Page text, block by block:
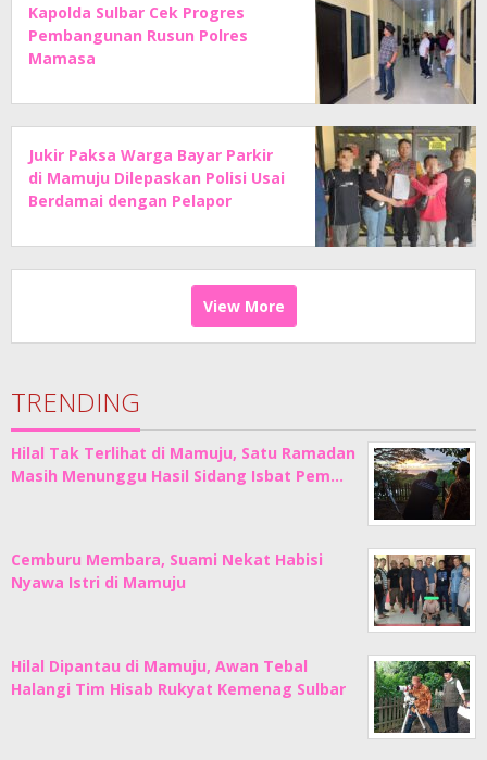
Kapolda Sulbar Cek Progres
Pembangunan Rusun Polres
Mamasa
Jukir Paksa Warga Bayar Parkir
di Mamuju Dilepaskan Polisi Usai
Berdamai dengan Pelapor
View More
TRENDING
Hilal Tak Terlihat di Mamuju, Satu Ramadan
Masih Menunggu Hasil Sidang Isbat Pem…
Cemburu Membara, Suami Nekat Habisi
Nyawa Istri di Mamuju
Hilal Dipantau di Mamuju, Awan Tebal
Halangi Tim Hisab Rukyat Kemenag Sulbar